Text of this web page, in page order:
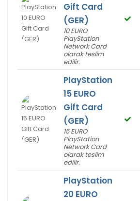
Gift Card
(GER)
10 EURO
PlayStation
Network Card
olarak teslim
edilir.
PlayStation
15 EURO
Gift Card
(GER)
15 EURO
PlayStation
Network Card
olarak teslim
edilir.
PlayStation
20 EURO